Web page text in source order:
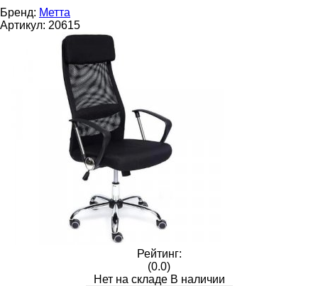
Бренд: Метта
Артикул: 20615
Рейтинг:
(0.0)
Нет на складе В наличии